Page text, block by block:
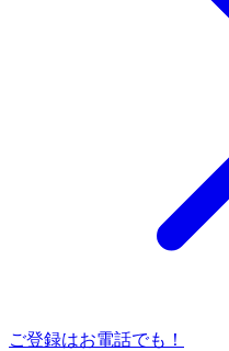
ご登録はお電話でも！